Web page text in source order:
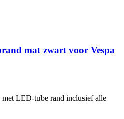
mat zwart voor Vespa
LED-tube rand inclusief alle